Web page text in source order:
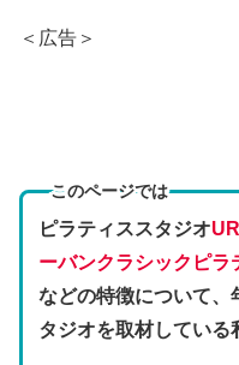
＜広告＞
このページでは
ピラティススタジオ
ーバンクラシックピラ
などの特徴について、
タジオを取材している